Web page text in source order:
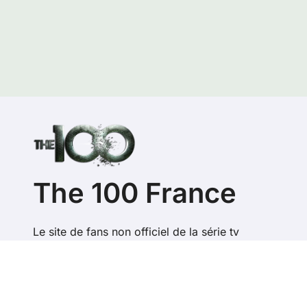
The 100 France
Le site de fans non officiel de la série tv